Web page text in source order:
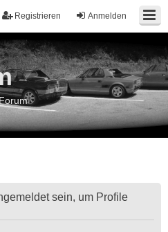
Anmelden
Registrieren
sein, um Profile